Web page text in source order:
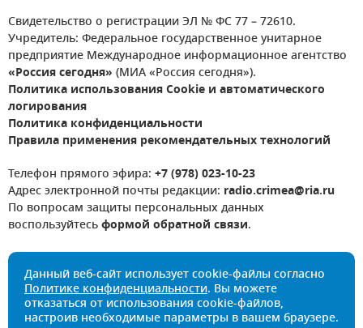
Свидетельство о регистрации ЭЛ № ФС 77 – 72610.
Учредитель: Федеральное государственное унитарное
предприятие Международное информационное агентство
«Россия сегодня» (МИА «Россия сегодня»).
Политика использования Cookie и автоматического
логирования
Политика конфиденциальности
Правила применения рекомендательных технологий
Телефон прямого эфира: +7 (978) 023-10-23
Адрес электронной почты редакции: radio.crimea@ria.ru
По вопросам защиты персональных данных
воспользуйтесьформой обратной связи.
Данный веб-сайт использует cookie-файлы согласно
Политике конфиденциальности. Вы можете
отказаться от использования cookie-файлов,
настроив необходимые параметры в вашем браузере.